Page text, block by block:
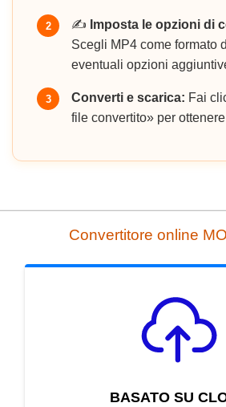
2 ✍️ Imposta le opzioni di
Scegli MP4 come formato
eventuali opzioni
3 Converti e scarica: Fai
file convertito» per
Convertitore online
BASATO SU